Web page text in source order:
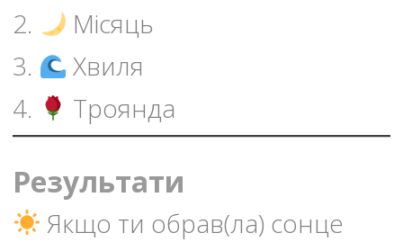
2.
Місяць
3.
Хвиля
4.
Троянда
Результати
Якщо ти обрав(ла) сонце